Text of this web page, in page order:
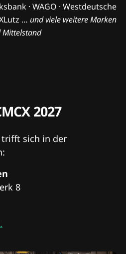
· WAGO · Westdeutsche
… und viele weitere Marken
Mittelstand
2027
trifft sich in der
8